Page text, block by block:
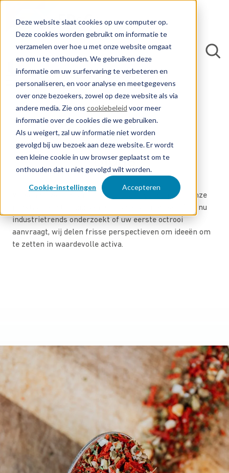
Deze website slaat cookies op uw computer op.
Deze cookies worden gebruikt om informatie te
verzamelen over hoe u met onze website omgaat
en om u te onthouden. We gebruiken deze
informatie om uw surfervaring te verbeteren en
personaliseren, en voor analyse en meetgegevens
over onze bezoekers, zowel op deze website als via
andere media. Zie ons cookiebeleid voor meer
informatie over de cookies die we gebruiken.
Als u weigert, zal uw informatie niet worden
gevolgd bij uw bezoek aan deze website. Er wordt
een kleine cookie in uw browser geplaatst om te
onthouden dat u niet gevolgd wilt worden.
Cookie-instellingen Accepteren
Blogs
Verken de wereld van intellectueel eigendom met onze
praktische octrooigidsen en insiderstrategieën. Of u nu
industrietrends onderzoekt of uw eerste octrooi
aanvraagt, wij delen frisse perspectieven om ideeën om
te zetten in waardevolle activa.